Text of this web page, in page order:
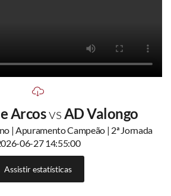
ArcosvsAD Valongo
| Apuramento Campeão | 2ª Jornada
06-27 14:55:00
Assistir estatísticas